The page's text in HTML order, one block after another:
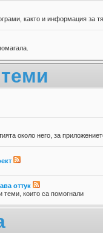
както и информация за
около него, за
оттук
теми, които са помогнали